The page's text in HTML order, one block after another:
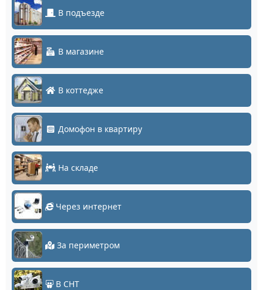
В подъезде
В магазине
В коттедже
Домофон в квартиру
На складе
Через интернет
За периметром
В СНТ